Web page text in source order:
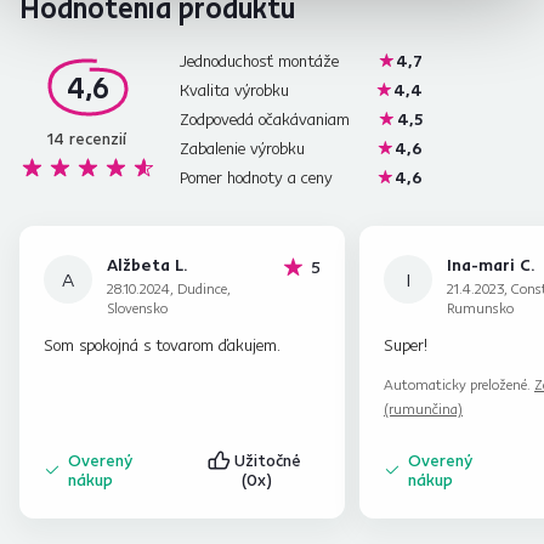
Hodnotenia produktu
4,6
14 recenzií
Jednoduchosť montáže
4,7
Kvalita výrobku
4,4
Zodpovedá očakávaniam
4,5
Zabalenie výrobku
4,6
Pomer hodnoty a ceny
4,6
A
Alžbeta L.
28.10.2024, Dudince,
Slovensko
5hviezdičiek
Som spokojná s tovarom ďakujem.
Overený
nákup
Užitočné
(0x)
I
Ina-mari C.
21.4.2023,
Rumunsko
Super!
Automaticky preložené.
(rumunčina)
Overený
nákup